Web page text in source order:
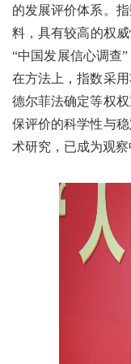
的发展评价体系。
料，具有较高的权
“中国发展信心调查
在方法上，指数采
德尔菲法确定等权
保评价的科学性与
术研究，已成为观察